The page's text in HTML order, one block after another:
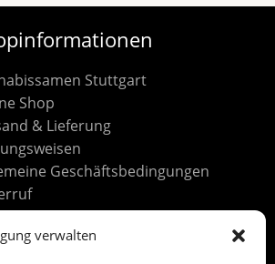
verwalten
Stuttgart
Shop
& Lieferung
Geschäftsbedingungen
Richtlinie (EU)